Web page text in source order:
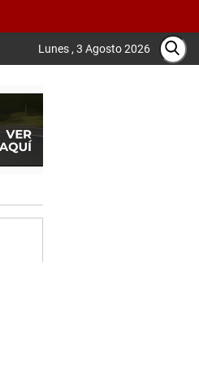
Lunes , 3 Agosto 2026